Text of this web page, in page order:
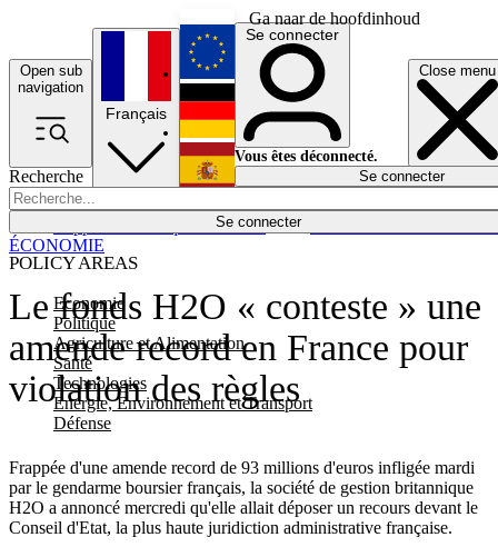
Ga naar de hoofdinhoud
Open sub
navigation
Close menu
Recherche
Se connecter
POLICY AREAS
Economie
Politique
Agriculture et Alimentation
Santé
Technologies
Energie, Environnement et Transport
Défense
Économie
Français
English
Deutsch
Español
Se connecter
Vous êtes déconnecté.
Se connecter
Le fonds H2O « conteste » une
amende record en France pour
violation des règles
Frappée d'une amende record de 93 millions d'euros infligée mardi
par le gendarme boursier français, la société de gestion britannique
H2O a annoncé mercredi qu'elle allait déposer un recours devant le
Conseil d'Etat, la plus haute juridiction administrative française.
ÉCONOMIE